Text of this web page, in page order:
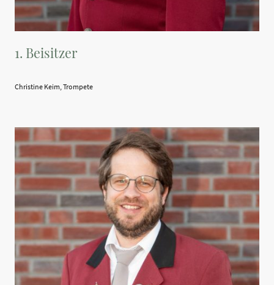
1. Beisitzer
Christine Keim, Trompete